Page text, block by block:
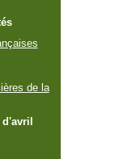
de la